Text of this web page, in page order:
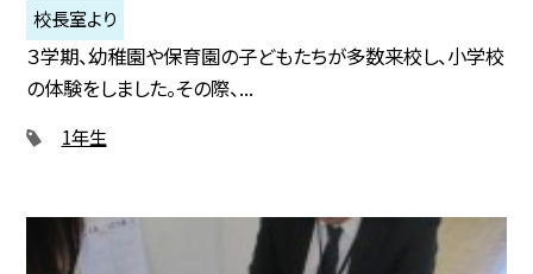
校長室より
３学期、幼稚園や保育園の子どもたちが多数来校し、小学校
の体験をしました。その際、...
1年生